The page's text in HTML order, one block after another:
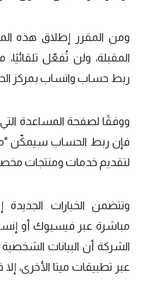
ومن المقرر إطلاق هذه
المقبلة، ولن تُفعّل
ربط حساب واتساب بمركز
ووفقًا لصفحة المساعدة التي
فإن ربط الحساب سيمكّن
لتقديم خدمات ومنتجات
وتتضمن الخيارات الجديدة
مباشرة عبر فيسبوك أو
الشركة أن البيانات
عبر تطبيقات ميتا الأخرى،